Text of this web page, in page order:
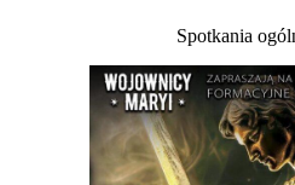
Spotkania